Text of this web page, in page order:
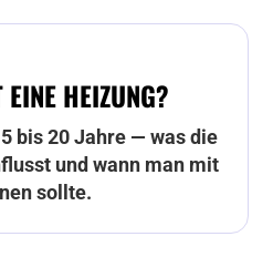
HEIZUNG?
bis 20 Jahre — was die
und wann man mit
sollte.